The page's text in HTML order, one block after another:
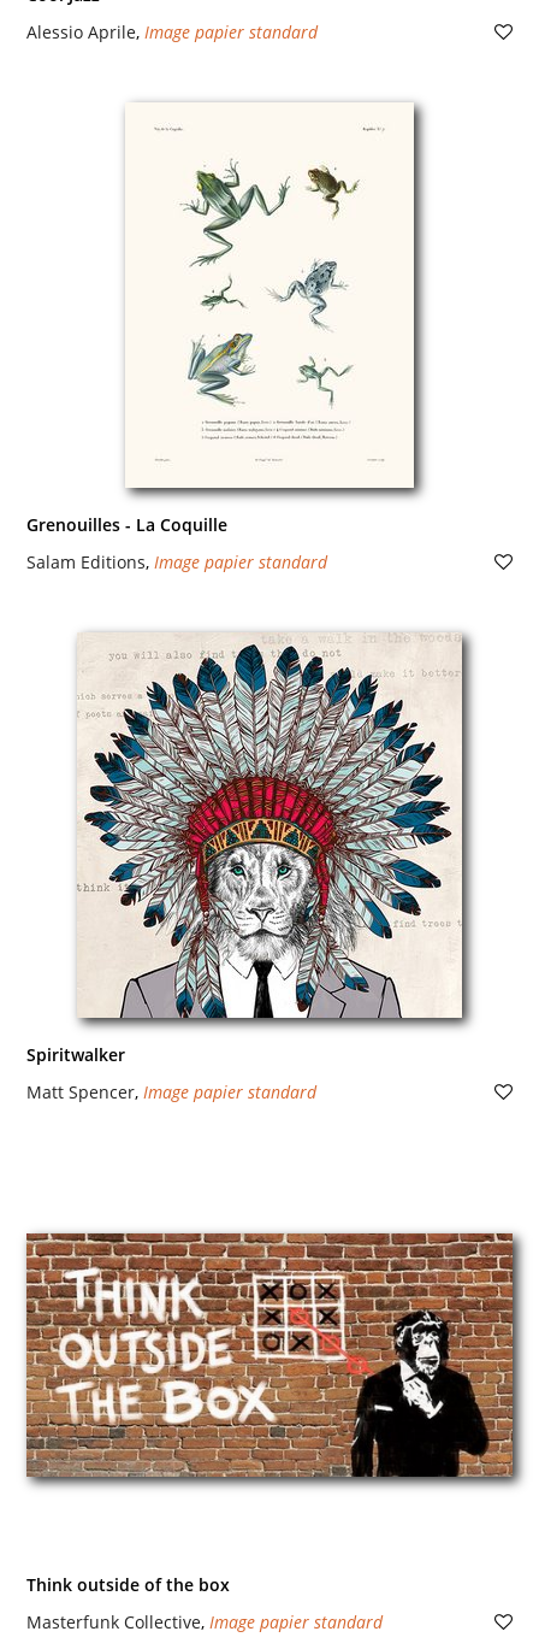
Alessio Aprile, Image papier standard
Grenouilles - La Coquille
Salam Editions, Image papier standard
Spiritwalker
Matt Spencer, Image papier standard
Think outside of the box
Masterfunk Collective, Image papier standard